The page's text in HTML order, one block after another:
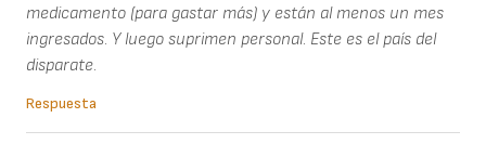
medicamento (para gastar más) y están al menos un mes
ingresados. Y luego suprimen personal. Este es el país del
disparate.
Respuesta